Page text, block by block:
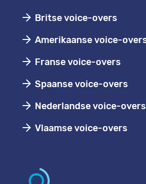
Britse voice-overs
Amerikaanse voice-
Franse voice-overs
Spaanse voice-overs
Nederlandse voice-overs
Vlaamse voice-overs